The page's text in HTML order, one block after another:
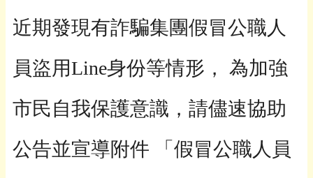
近期發現有詐騙集團假冒公職人
員盜用Line身份等情形， 為加強
市民自我保護意識，請儘速協助
公告並宣導附件 「假冒公職人員